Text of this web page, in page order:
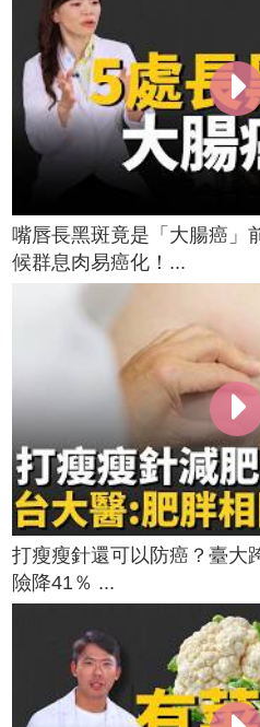
嘴唇長黑斑竟是「大腸癌」
候群息肉易癌化！...
打瘦瘦針還可以防癌？臺大
險降41％ ...